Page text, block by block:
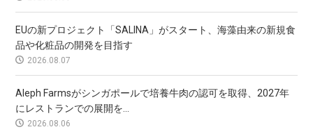
EUの新プロジェクト「SALINA」がスタート、海藻由来の新規食
品や化粧品の開発を目指す
2026.08.07
Aleph Farmsがシンガポールで培養牛肉の認可を取得、2027年
にレストランでの展開を...
2026.08.06